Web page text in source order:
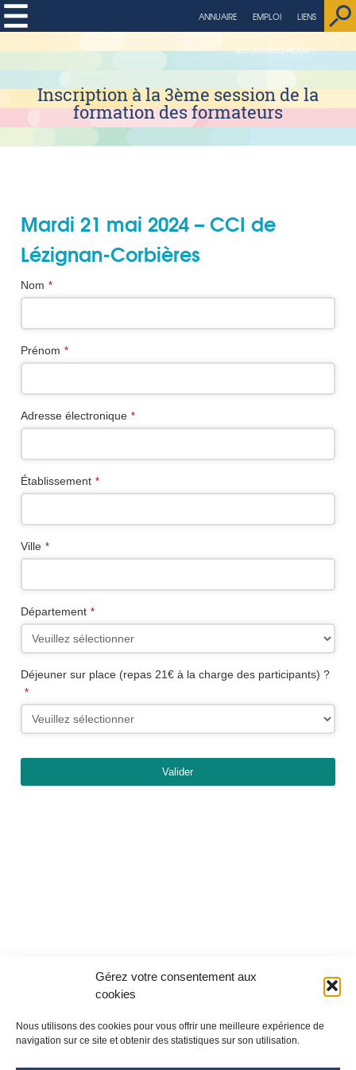
Gérez votre consentement aux
cookies
Nous utilisons des cookies pour vous offrir une meilleure expérience de
navigation sur ce site et obtenir des statistiques sur son utilisation.
LIENS
EMPLOI
ANNUAIRE
QUI SOMMES NOUS ?
string(4) "page"
Inscription à la 3ème session de la
formation des formateurs
Mardi 21 mai 2024 – CCI de
Lézignan-Corbières
Nom *
Prénom *
Your
Website
Adresse électronique *
Établissement *
Ville *
Département *
Déjeuner sur place (repas 21€ à la charge des participants) ?
*
Valider